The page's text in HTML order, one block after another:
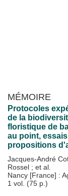
MÉMOIRE
Protocoles
de la
floristique de
au point,
propositions
Jacques-André
Rossel ; et al.
Nancy [France] :
1 vol. (75 p.)